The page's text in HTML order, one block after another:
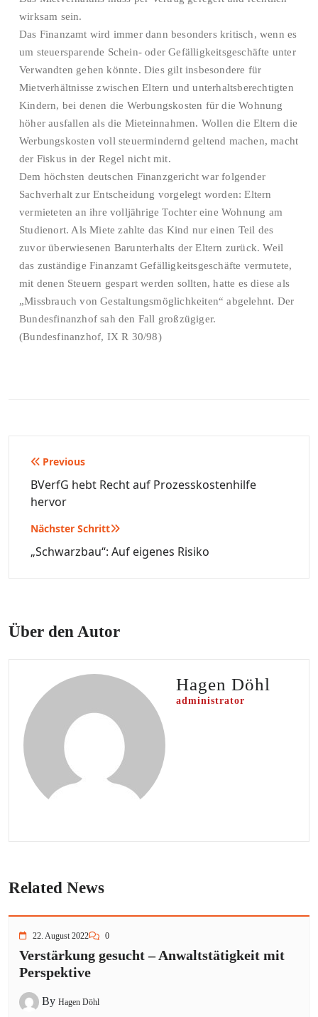
wirksam sein.
Das Finanzamt wird immer dann besonders kritisch, wenn es
um steuersparende Schein- oder Gefälligkeitsgeschäfte unter
Verwandten gehen könnte. Dies gilt insbesondere für
Mietverhältnisse zwischen Eltern und unterhaltsberechtigten
Kindern, bei denen die Werbungskosten für die Wohnung
höher ausfallen als die Mieteinnahmen. Wollen die Eltern die
Werbungskosten voll steuermindernd geltend machen, macht
der Fiskus in der Regel nicht mit.
Dem höchsten deutschen Finanzgericht war folgender
Sachverhalt zur Entscheidung vorgelegt worden: Eltern
vermieteten an ihre volljährige Tochter eine Wohnung am
Studienort. Als Miete zahlte das Kind nur einen Teil des
zuvor überwiesenen Barunterhalts der Eltern zurück. Weil
das zuständige Finanzamt Gefälligkeitsgeschäfte vermutete,
mit denen Steuern gespart werden sollten, hatte es diese als
„Missbrauch von Gestaltungsmöglichkeiten“ abgelehnt. Der
Bundesfinanzhof sah den Fall großzügiger.
(Bundesfinanzhof, IX R 30/98)
Beitragsnavigation
Previous
BVerfG hebt Recht auf Prozesskostenhilfe
hervor
Nächster Schritt
„Schwarzbau“: Auf eigenes Risiko
Über den Autor
Hagen Döhl
administrator
Related News
22. August 2022 0
Verstärkung gesucht – Anwaltstätigkeit mit
Perspektive
By Hagen Döhl